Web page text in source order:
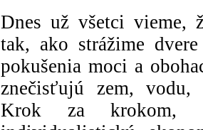
Dnes už všetci vieme,
tak, ako strážime
pokušenia moci a
znečisťujú zem,
Krok za krokom,